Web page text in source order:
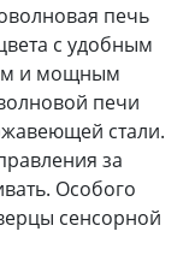
печь
с удобным
и мощным
печи
стали.
за
Особого
сенсорной